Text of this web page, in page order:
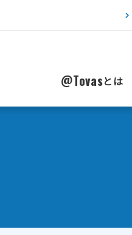
@Tovasとは